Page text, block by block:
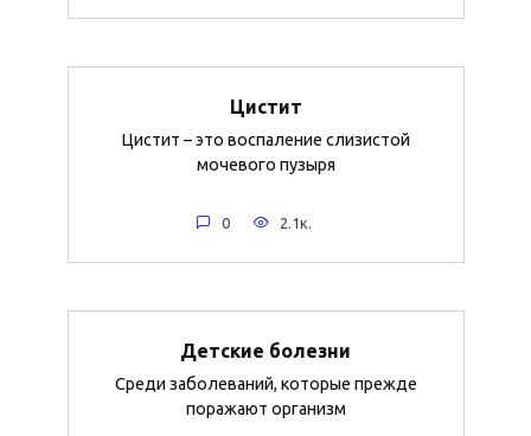
Цистит
Цистит – это воспаление слизистой
мочевого пузыря
0 2.1к.
Детские болезни
Среди заболеваний, которые прежде
поражают организм